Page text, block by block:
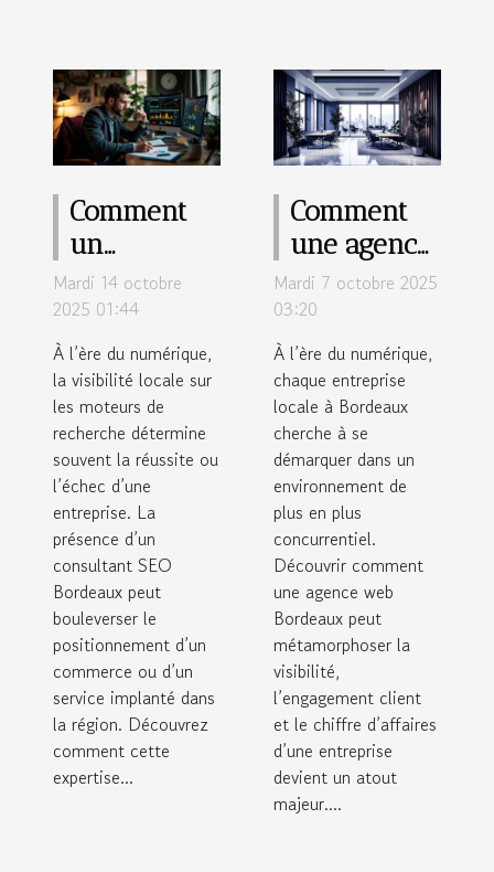
Comment
un
consultant
SEO à
Bordeaux
peut
transformer
votre
entreprise
locale
Mardi 14 octobre
2025 01:44
À l’ère du numérique,
la visibilité locale sur
les moteurs de
recherche détermine
souvent la réussite ou
l’échec d’une
entreprise. La
présence d’un
consultant SEO
Bordeaux peut
bouleverser le
positionnement d’un
commerce ou d’un
service implanté dans
la région. Découvrez
comment cette
expertise...
Comment
une agence
web à
Bordeaux
peut
transformer
votre
entreprise
locale
Mardi 7 octobre 2025
03:20
À l’ère du numérique,
chaque entreprise
locale à Bordeaux
cherche à se
démarquer dans un
environnement de
plus en plus
concurrentiel.
Découvrir comment
une agence web
Bordeaux peut
métamorphoser la
visibilité,
l’engagement client
et le chiffre d’affaires
d’une entreprise
devient un atout
majeur....